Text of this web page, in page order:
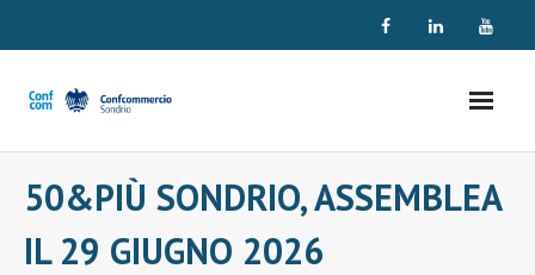
50&PIÙ SONDRIO, ASSEMBLEA
IL 29 GIUGNO 2026